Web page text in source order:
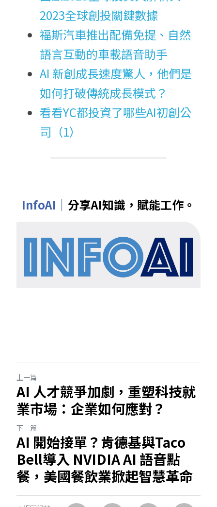
2023全球創投關鍵數據
福斯汽車推出配備免提、自然
語言互動的車載語音助手
AI 新創成長速度驚人，他們是
如何打破傳統成長模式？
看看YC都投資了哪些AI初創公
司（1）
InfoAI｜ 分享AI知識，賦能工作。
上一篇
AI 人才競爭加劇，重塑科技就
業市場：企業如何應對？
下一篇
AI 開始接單？肯德基與Taco
Bell導入 NVIDIA AI 語音點
餐，美國餐飲業掀起智慧革命